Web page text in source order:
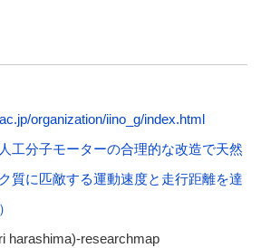
organization/iino_g/index.html
工分子モーターの合理的な改造で天然
質に匹敵する運動速度と走行距離を達
harashima)-researchmap